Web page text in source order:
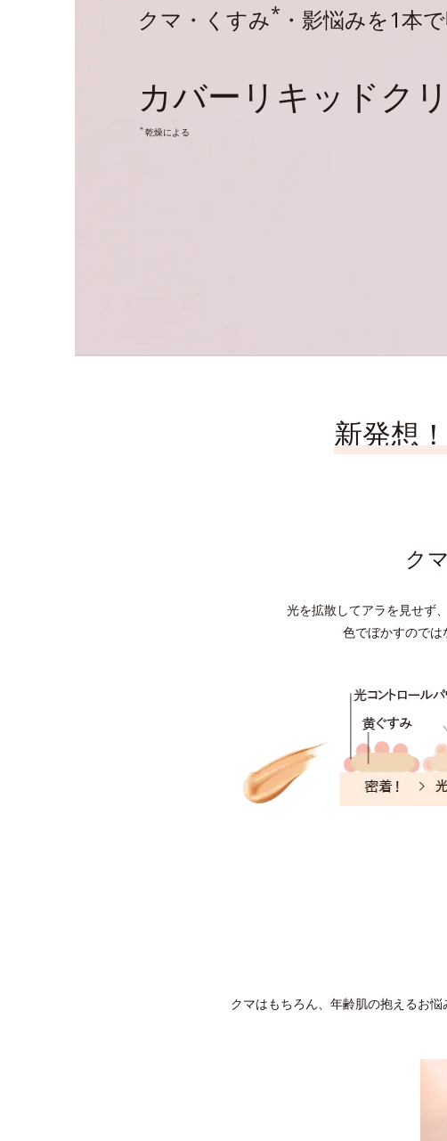
クマ・くすみ* ・影悩みを1本
カバーリキッドク
＊乾燥による
新発想！
ク
光を拡散してアラを見せず
色でぼかすのでは
クマはもちろん、年齢肌の抱えるお